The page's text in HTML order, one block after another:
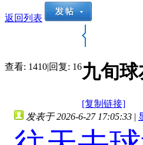
返回列表
查看: 1410|回复: 16九旬
[复制链接]
发表于 2026-6-27 17:05:33 |